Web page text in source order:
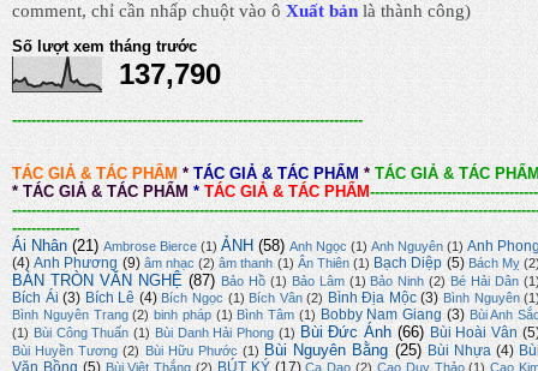
comment, chỉ cần nhấp chuột vào ô Xuất bản là thành công)
Số lượt xem tháng trước
137,790
-------------------------------------------------------------------------
TÁC GIẢ & TÁC PHẨM * TÁC GIẢ & TÁC PHẨM * TÁC GIẢ & TÁC
* TÁC GIẢ & TÁC PHẨM *TÁC GIẢ & TÁC PHẨM-----------------------------------
--------------
Ái Nhân (21) Ambrose Bierce (1) ẢNH (58) Anh Ngọc (1) Anh Nguyên (1) Anh
(4) Anh Phương (9) âm nhạc (2) âm thanh (1) Ân Thiên (1) Bạch Diệp (5) Bách Mỵ
BÀN TRÒN VĂN NGHỆ (87) Bảo Hồ (1) Bảo Lâm (1) Bảo Ninh (2) Bé Hải Dân
Bích Ái (3) Bích Lê (4) Bích Ngọc (1) Bích Vân (2) Bình Địa Mộc (3) Bình Nguyên
Bình Nguyên Trang (2) binh pháp (1) Bình Tâm (1) Bobby Nam Giang (3) Bùi Anh
(1) Bùi Công Thuấn (1) Bùi Danh Hải Phong (1) Bùi Đức Ánh (66) Bùi Hoài Vân
Bùi Huyền Tương (2) Bùi Hữu Phước (1) Bùi Nguyên Bằng (25) Bùi Nhựa (4)
Bùi Việt Thắng (2) Ca Dao (2) Cao Duy Thảo (1) Cao